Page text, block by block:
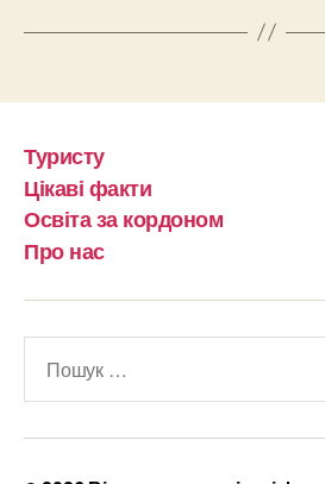
Туристу
Цікаві факти
Освіта за кордоном
Про нас